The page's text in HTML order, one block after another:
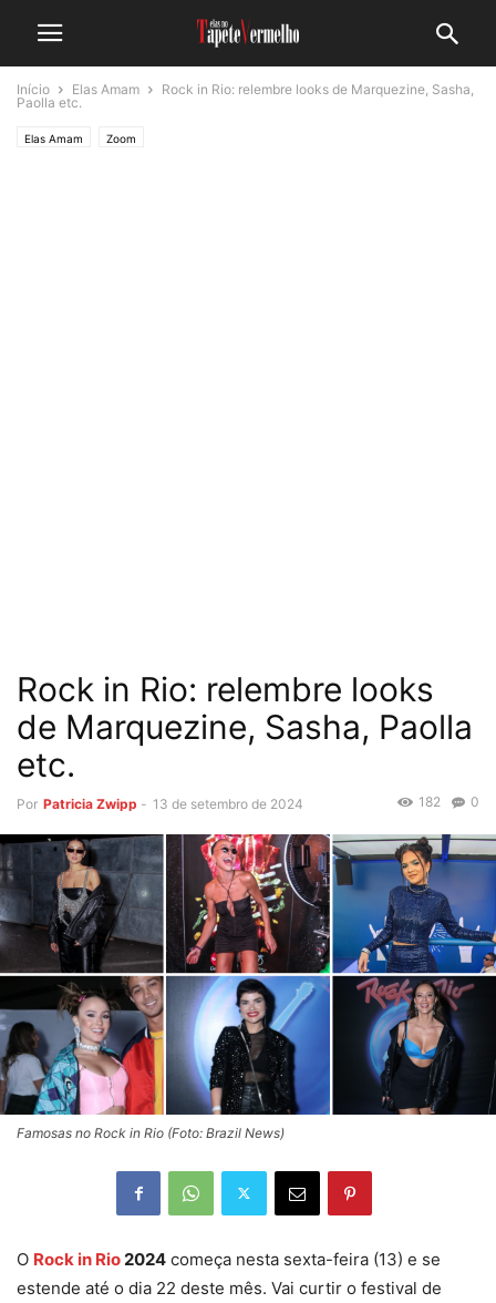
Início Elas Amam
Rock in Rio: relembre looks de Marquezine, Sasha,
Paolla etc.
Elas Amam Zoom
Rock in Rio: relembre looks
de Marquezine, Sasha, Paolla
etc.
Por Patricia Zwipp - 13 de setembro de 2024 0
182
Famosas no Rock in Rio (Foto: Brazil News)
O Rock in Rio 2024 começa nesta sexta-feira (13) e se
estende até o dia 22 deste mês. Vai curtir o festival de